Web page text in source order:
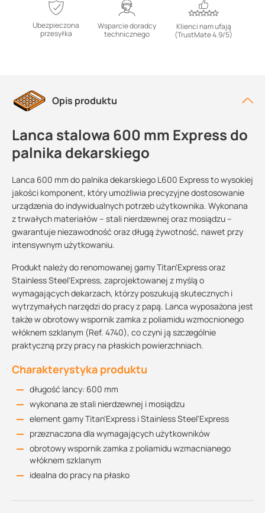
Ubezpieczona
przesyłka
Wsparcie doradcy
technicznego
Klienci nam ufają
(TrustMate 4.9/5)
Opis produktu
Lanca stalowa 600 mm Express do
palnika dekarskiego
Lanca 600 mm do palnika dekarskiego L600 Express to wysokiej
jakości komponent, który umożliwia precyzyjne dostosowanie
urządzenia do indywidualnych potrzeb użytkownika. Wykonana
z trwałych materiałów – stali nierdzewnej oraz mosiądzu –
gwarantuje niezawodność oraz długą żywotność, nawet przy
intensywnym użytkowaniu.
Produkt należy do renomowanej gamy Titan'Express oraz
Stainless Steel'Express, zaprojektowanej z myślą o
wymagających dekarzach, którzy poszukują skutecznych i
wytrzymałych narzędzi do pracy z papą. Lanca wyposażona jest
także w obrotowy wspornik zamka z poliamidu wzmocnionego
włóknem szklanym (Ref. 4740), co czyni ją szczególnie
praktyczną przy pracy na płaskich powierzchniach.
Charakterystyka produktu
długość lancy: 600 mm
wykonana ze stali nierdzewnej i mosiądzu
element gamy Titan'Express i Stainless Steel'Express
przeznaczona dla wymagających użytkowników
obrotowy wspornik zamka z poliamidu wzmacnianego
włóknem szklanym
idealna do pracy na płasko